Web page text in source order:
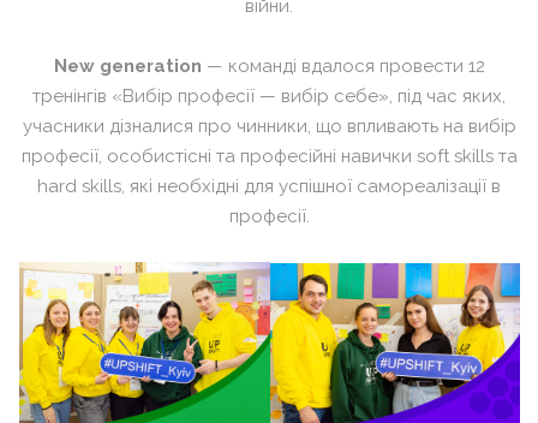
війни.
New generation — команді вдалося провести 12
тренінгів «Вибір професії — вибір себе», під час яких,
учасники дізналися про чинники, що впливають на вибір
професії, особистісні та професійні навички soft skills та
hard skills, які необхідні для успішної самореалізації в
професії.